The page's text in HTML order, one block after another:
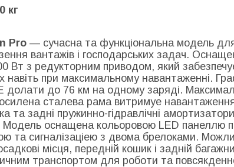
кг
Pro — сучасна та функціональна модель
вантажів і господарських задач.
Вт з редукторним приводом, який
навіть при максимальному навантаженні.
долати до 76 км на одному заряді.
сталева рама витримуе
та задні пружинно-гідравлічні амортизатори
оснащена кольоровою LED панеллю
та сигналізаціею з двома брелоками.
місця, передній кошик і задній
транспортом для роботи та